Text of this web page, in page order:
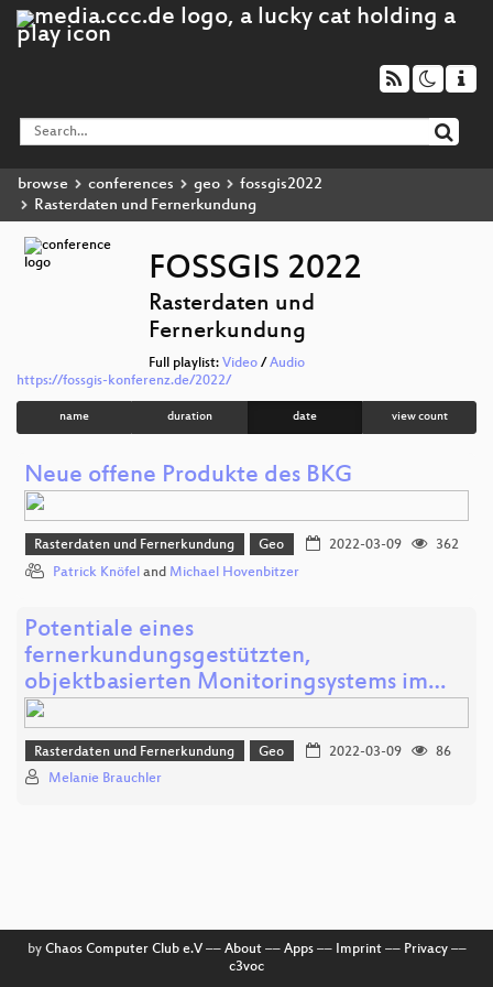
browse conferences geo
fossgis2022
Rasterdaten und Fernerkundung
FOSSGIS 2022
Rasterdaten und
Fernerkundung
Full playlist: Video/ Audio
https://fossgis-konferenz.de/2022/
name duration date view count
Neue offene Produkte des BKG
Rasterdaten und Fernerkundung Geo 2022-03-09
362
Patrick Knöfel and Michael Hovenbitzer
Potentiale eines
fernerkundungsgestützten,
objektbasierten Monitoringsystems im…
Rasterdaten und Fernerkundung Geo 2022-03-09
86
Melanie Brauchler
by Chaos Computer Club e.V–– About–– Apps–– Imprint–– Privacy––
c3voc